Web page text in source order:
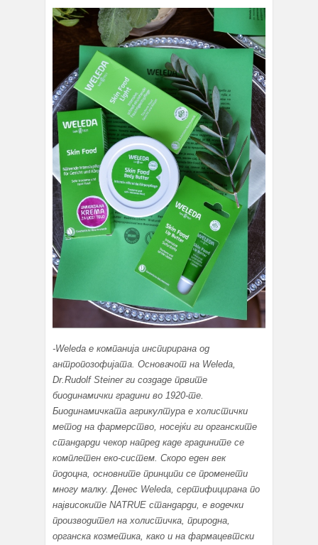
-Weleda е компанија инспирирана од
антропозофијата. Основачот на Weleda,
Dr.Rudolf Steiner ги создаде првите
биодинамички градини во 1920-те.
Биодинамичката агрикултура е холистички
метод на фармерство, носејќи ги органските
стандарди чекор напред каде градините се
комплетен еко-систем. Скоро еден век
подоцна, основните принципи се променети
многу малку. Денес Weleda, сертифицирана по
највисоките NATRUE стандарди, е водечки
производител на холистичка, природна,
органска козметика, како и на фармацевтски